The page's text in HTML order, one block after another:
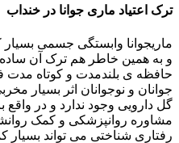
ترک اعتیاد ماری جوانا در خنداب
ماریجوانا وابستگی جسمی بسیار
و به همین خاطر هم ترک آن
حافظه ی بلندمدت و کوتاه مدت
جوانان و نوجوانان اثر بسیار
گل دارویی وجود ندارد و در واقع
مشاوره روانپزشکی و کمک
رفتاری شناختی می تواند بسیار